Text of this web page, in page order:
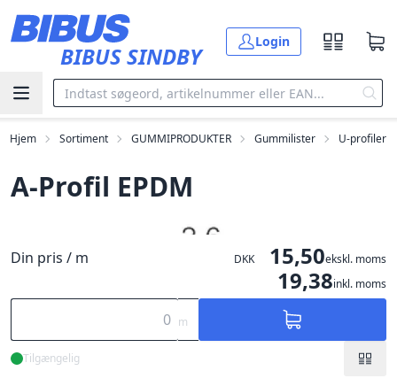
BIBUS SINDBY
Login
Hjem Sortiment GUMMIPRODUKTER Gummilister U-profiler
A-Profil EPDM
Din pris / m DKK 15,50ekskl. moms
19,38inkl. moms
m
Tilgængelig